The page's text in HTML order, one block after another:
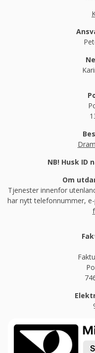
NB! Husk ID
Om
Tjenester innenfor
har nytt telefonnummer,